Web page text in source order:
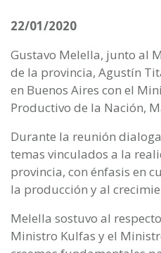
22/01/2020
Gustavo Melella, junto al
de la provincia, Agustín
en Buenos Aires con el
Productivo de la Nación,
Durante la reunión
temas vinculados a la
provincia, con énfasis en
la producción y al
Melella sostuvo al
Ministro Kulfas y el